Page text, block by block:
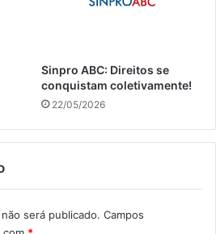
Sinpro ABC: Direitos se
conquistam coletivamente!
22/05/2026
será publicado. Campos